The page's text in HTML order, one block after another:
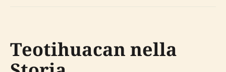
Teotihuacan nella